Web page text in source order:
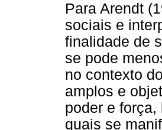
Para Arendt
sociais e
finalidade de
se pode
no contexto
amplos e
poder e
quais se